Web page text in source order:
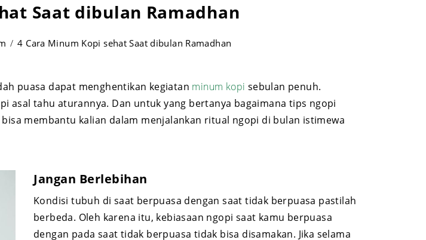
Saat dibulan Ramadhan
4 Cara Minum Kopi sehat Saat dibulan Ramadhan
puasa dapat menghentikan kegiatan minum kopi sebulan penuh.
asal tahu aturannya. Dan untuk yang bertanya bagaimana tips ngopi
membantu kalian dalam menjalankan ritual ngopi di bulan istimewa
Jangan Berlebihan
Kondisi tubuh di saat berpuasa dengan saat tidak berpuasa pastilah
berbeda. Oleh karena itu, kebiasaan ngopi saat kamu berpuasa
dengan pada saat tidak berpuasa tidak bisa disamakan. Jika selama